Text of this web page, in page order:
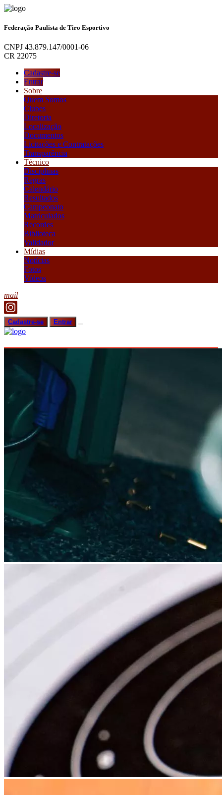
Federação Paulista de Tiro Esportivo
CNPJ 43.879.147/0001-06
CR 22075
Cadastre-se
Entrar
Sobre
Quem Somos
Clubes
Diretoria
Localização
Documentos
Licitações e Contratações
Transparência
Técnico
Disciplinas
Regras
Calendário
Resultados
Campeonato
Matriculados
Recordes
Biblioteca
Validador
Mídias
Notícias
Fotos
Vídeos
mail
Cadastre-se Entrar